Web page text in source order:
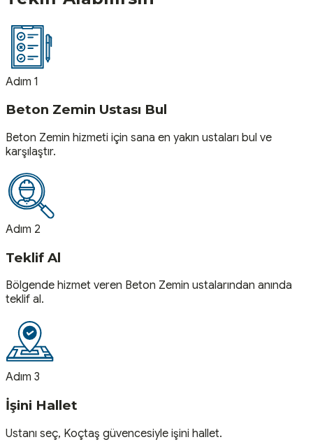
Adım 1
Beton Zemin Ustası Bul
Beton Zemin hizmeti için sana en yakın ustaları bul ve
karşılaştır.
Adım 2
Teklif Al
Bölgende hizmet veren Beton Zemin ustalarından anında
teklif al.
Adım 3
İşini Hallet
Ustanı seç, Koçtaş güvencesiyle işini hallet.